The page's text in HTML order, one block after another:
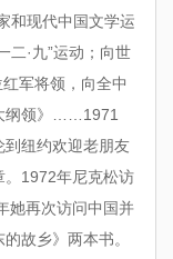
和现代中国文学运
二·九”运动；向世
红军将领，向全中
纲领》…… 1971
到纽约欢迎老朋友
1972年尼克松访
她再次访问中国并
故乡》两本书。